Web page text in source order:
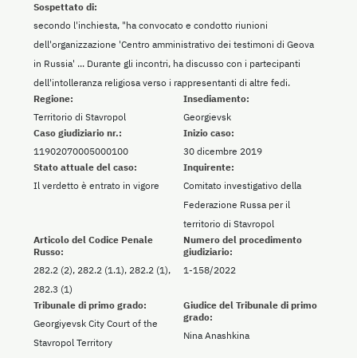
Regione:
Territorio di Stavropol
Insediamento:
Georgievsk
Sospettato di:
secondo l'inchiesta, "ha convocato e condotto riunioni
dell'organizzazione 'Centro amministrativo dei testimoni di Geova
in Russia' ... Durante gli incontri, ha discusso con i partecipanti
dell'intolleranza religiosa verso i rappresentanti di altre fedi.
Caso giudiziario nr.:
11902070005000100
Inizio caso:
30 dicembre 2019
Stato attuale del caso:
Il verdetto è entrato in vigore
Inquirente:
Comitato investigativo della
Federazione Russa per il
territorio di Stavropol
Articolo del Codice Penale
Russo:
282.2 (2), 282.2 (1.1), 282.2 (1),
282.3 (1)
Numero del procedimento
giudiziario:
1-158/2022
Tribunale di primo grado:
Georgiyevsk City Court of the
Stavropol Territory
Giudice del Tribunale di primo
grado:
Nina Anashkina